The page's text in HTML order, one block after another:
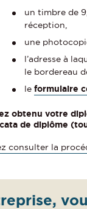
un timbre de
réception,
une
l’adresse à
le bordereau
le formulaire
obtenu votre
de diplôme
consulter la